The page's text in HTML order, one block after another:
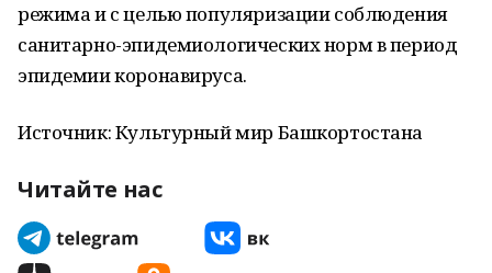
режима и с целью популяризации соблюдения
санитарно-эпидемиологических норм в период
эпидемии коронавируса.
Источник: Культурный мир Башкортостана
Читайте нас